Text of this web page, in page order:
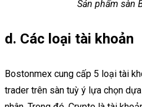
Sản phẩm sàn
d. Các loại tài khoản
Bostonmex cung cấp 5 loại tài
trader trên sàn tuỳ ý lựa chọn